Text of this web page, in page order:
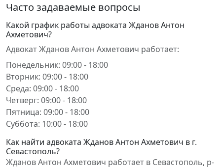
Часто задаваемые вопросы
Какой график работы адвоката Жданов Антон
Ахметович?
Адвокат Жданов Антон Ахметович работает:
Понедельник: 09:00 - 18:00
Вторник: 09:00 - 18:00
Среда: 09:00 - 18:00
Четверг: 09:00 - 18:00
Пятница: 09:00 - 18:00
Суббота: 10:00 - 18:00
Как найти адвоката Жданов Антон Ахметович в г.
Севастополь?
Жданов Антон Ахметович работает в Севастополь, р-